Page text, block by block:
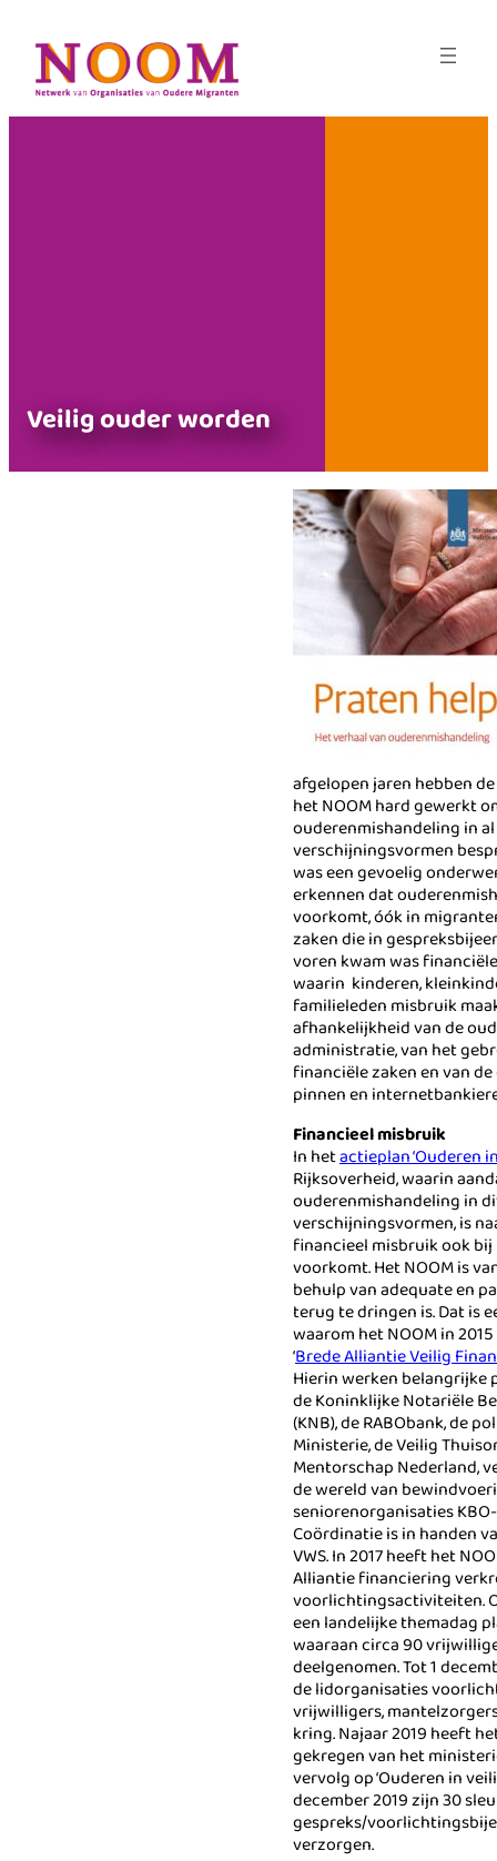
Veilig ouder worden
afgelopen jaren hebben
het NOOM hard gewerkt
ouderenmishandeling in
verschijningsvormen
was een gevoelig
erkennen dat
voorkomt, óók in
zaken die in
voren kwam was
waarin kinderen,
familieleden misbruik
afhankelijkheid van de
administratie, van het
financiële zaken en van
pinnen en
Financieel misbruik
In hetactieplan ‘Ouderen
Rijksoverheid, waarin
ouderenmishandeling in
verschijningsvormen, is
financieel misbruik ook
voorkomt. Het NOOM is
behulp van adequate en
terug te dringen is. Dat is
waarom het NOOM in
‘Brede Alliantie Veilig
Hierin werken belangrijke
de Koninklijke Notariële
(KNB), de RABObank, de
Ministerie, de Veilig
Mentorschap Nederland,
de wereld van
seniorenorganisaties KBO-
Coördinatie is in handen
VWS. In 2017 heeft het
Alliantie financiering
voorlichtingsactiviteiten.
een landelijke themadag
waaraan circa 90
deelgenomen. Tot 1
de lidorganisaties
vrijwilligers,
kring. Najaar 2019 heeft
gekregen van het
vervolg op ‘Ouderen in
december 2019 zijn 30
gespreks/
verzorgen.